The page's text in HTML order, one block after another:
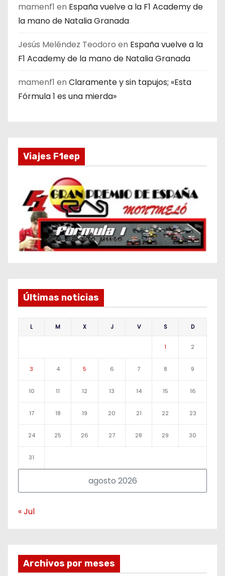
mamenf1 en España vuelve a la F1 Academy de
la mano de Natalia Granada
Jesús Meléndez Teodoro en España vuelve a la
F1 Academy de la mano de Natalia Granada
mamenf1 en Claramente y sin tapujos; «Esta
Fórmula 1 es una mierda»
Viajes F1eep
Últimas noticias
agosto 2026
L M X J V S D
1 2
3 4 5 6 7 8 9
10 11 12 13 14 15 16
17 18 19 20 21 22 23
24 25 26 27 28 29 30
31
« Jul
Archivos por meses